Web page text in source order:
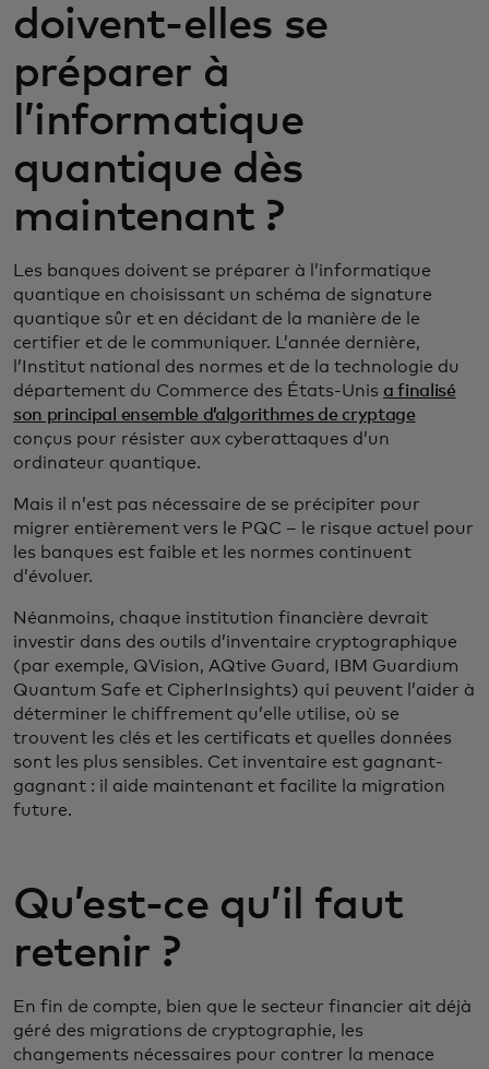
doivent-elles se
préparer à
l’informatique
quantique dès
maintenant ?
Les banques doivent se préparer à l’informatique
quantique en choisissant un schéma de signature
quantique sûr et en décidant de la manière de le
certifier et de le communiquer. L’année dernière,
l’Institut national des normes et de la technologie du
département du Commerce des États-Unis a finalisé
son principal ensemble d’algorithmes de cryptage
conçus pour résister aux cyberattaques d’un
ordinateur quantique.
Mais il n’est pas nécessaire de se précipiter pour
migrer entièrement vers le PQC – le risque actuel pour
les banques est faible et les normes continuent
d’évoluer.
Néanmoins, chaque institution financière devrait
investir dans des outils d’inventaire cryptographique
(par exemple, QVision, AQtive Guard, IBM Guardium
Quantum Safe et CipherInsights) qui peuvent l’aider à
déterminer le chiffrement qu’elle utilise, où se
trouvent les clés et les certificats et quelles données
sont les plus sensibles. Cet inventaire est gagnant-
gagnant : il aide maintenant et facilite la migration
future.
Qu’est-ce qu’il faut
retenir ?
En fin de compte, bien que le secteur financier ait déjà
géré des migrations de cryptographie, les
changements nécessaires pour contrer la menace